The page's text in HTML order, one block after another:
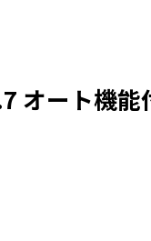
オート機能